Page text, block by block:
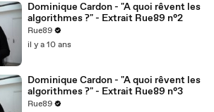
Dominique Cardon - "A quoi rêvent les
algorithmes ?" - Extrait Rue89 n°2
Rue89
il y a 10 ans
Dominique Cardon - "A quoi rêvent les
algorithmes ?" - Extrait Rue89 n°3
Rue89